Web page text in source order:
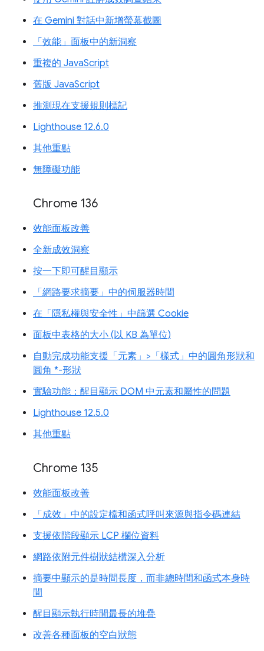
在 Gemini 對話中新增螢幕截圖
「效能」面板中的新洞察
重複的 JavaScript
舊版 JavaScript
推測現在支援規則標記
Lighthouse 12.6.0
其他重點
無障礙功能
Chrome 136
效能面板改善
全新成效洞察
按一下即可醒目顯示
「網路要求摘要」中的伺服器時間
在「隱私權與安全性」中篩選 Cookie
面板中表格的大小 (以 KB 為單位)
自動完成功能支援「元素」>「樣式」中的圓角形狀和
圓角 *-形狀
實驗功能：醒目顯示 DOM 中元素和屬性的問題
Lighthouse 12.5.0
其他重點
Chrome 135
效能面板改善
「成效」中的設定檔和函式呼叫來源與指令碼連結
支援依階段顯示 LCP 欄位資料
網路依附元件樹狀結構深入分析
摘要中顯示的是時間長度，而非總時間和函式本身時
間
醒目顯示執行時間最長的堆疊
改善各種面板的空白狀態